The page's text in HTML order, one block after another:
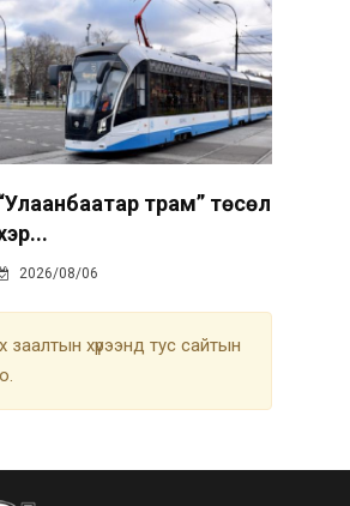
трам” төсөл
2026/08/06
хүрээнд тус сайтын